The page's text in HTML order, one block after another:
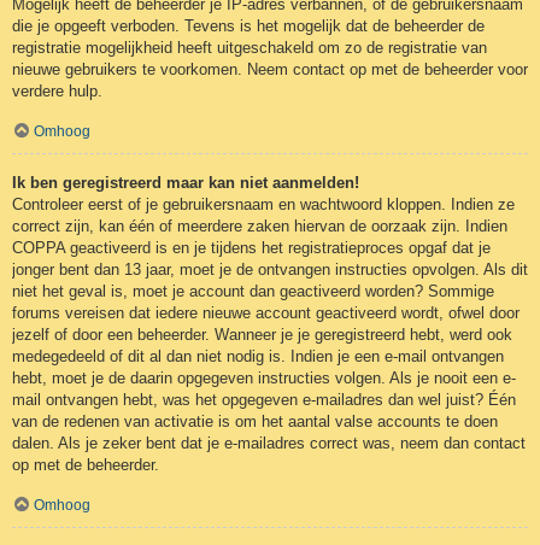
Mogelijk heeft de beheerder je IP-adres verbannen, of de gebruikersnaam
die je opgeeft verboden. Tevens is het mogelijk dat de beheerder de
registratie mogelijkheid heeft uitgeschakeld om zo de registratie van
nieuwe gebruikers te voorkomen. Neem contact op met de beheerder voor
verdere hulp.
Omhoog
Ik ben geregistreerd maar kan niet aanmelden!
Controleer eerst of je gebruikersnaam en wachtwoord kloppen. Indien ze
correct zijn, kan één of meerdere zaken hiervan de oorzaak zijn. Indien
COPPA geactiveerd is en je tijdens het registratieproces opgaf dat je
jonger bent dan 13 jaar, moet je de ontvangen instructies opvolgen. Als dit
niet het geval is, moet je account dan geactiveerd worden? Sommige
forums vereisen dat iedere nieuwe account geactiveerd wordt, ofwel door
jezelf of door een beheerder. Wanneer je je geregistreerd hebt, werd ook
medegedeeld of dit al dan niet nodig is. Indien je een e-mail ontvangen
hebt, moet je de daarin opgegeven instructies volgen. Als je nooit een e-
mail ontvangen hebt, was het opgegeven e-mailadres dan wel juist? Één
van de redenen van activatie is om het aantal valse accounts te doen
dalen. Als je zeker bent dat je e-mailadres correct was, neem dan contact
op met de beheerder.
Omhoog